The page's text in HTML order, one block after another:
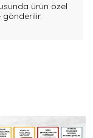
ürün özel
gönderilir.